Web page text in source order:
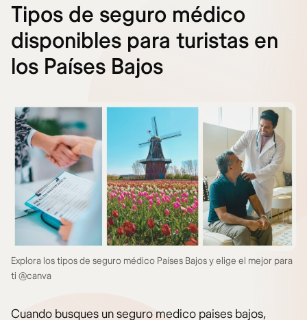
Tipos de seguro médico
disponibles para turistas en
los Países Bajos
Explora los tipos de seguro médico Países Bajos y elige el mejor para
ti @canva
Cuando busques un seguro medico paises bajos,